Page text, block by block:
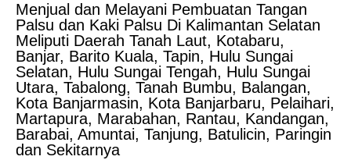
Menjual dan Melayani Pembuatan Tangan
Palsu dan Kaki Palsu Di Kalimantan Selatan
Meliputi Daerah Tanah Laut, Kotabaru,
Banjar, Barito Kuala, Tapin, Hulu Sungai
Selatan, Hulu Sungai Tengah, Hulu Sungai
Utara, Tabalong, Tanah Bumbu, Balangan,
Kota Banjarmasin, Kota Banjarbaru, Pelaihari,
Martapura, Marabahan, Rantau, Kandangan,
Barabai, Amuntai, Tanjung, Batulicin, Paringin
dan Sekitarnya